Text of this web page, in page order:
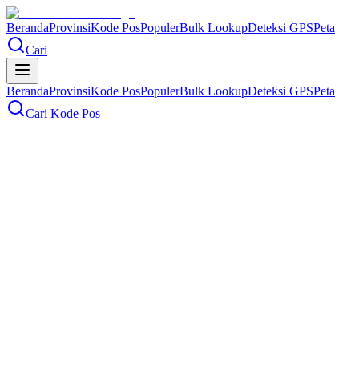
BerandaProvinsiKode PosPopulerBulk LookupDeteksi GPSPeta
Cari
BerandaProvinsiKode PosPopulerBulk LookupDeteksi GPSPeta
Cari Kode Pos